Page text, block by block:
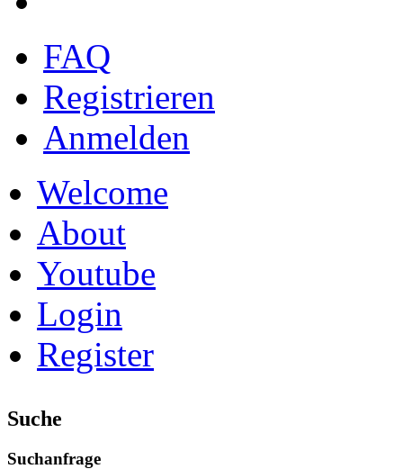
FAQ
Registrieren
Anmelden
Welcome
About
Youtube
Login
Register
Suche
Suchanfrage